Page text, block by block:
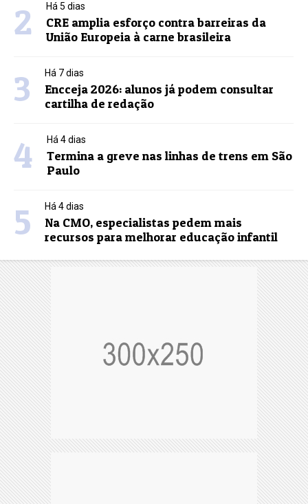
2 Há 5 dias
CRE amplia esforço contra barreiras da
União Europeia à carne brasileira
3 Há 7 dias
Encceja 2026: alunos já podem consultar
cartilha de redação
4 Há 4 dias
Termina a greve nas linhas de trens em São
Paulo
5 Há 4 dias
Na CMO, especialistas pedem mais
recursos para melhorar educação infantil